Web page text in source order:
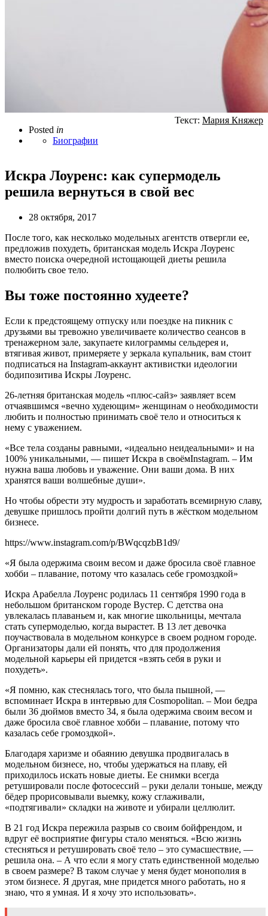
Posted in
Биографии
Текст: Мария Княжер
Искра Лоуренс: как супермодель
решила вернуться в свой вес
28 октября, 2017
После того, как несколько модельных агентств отвергли ее,
предложив похудеть, британская модель Искра Лоуренс
вместо поиска очередной истощающей диеты решила
полюбить свое тело.
Вы тоже постоянно худеете?
Если к предстоящему отпуску или поездке на пикник с
друзьями вы тревожно увеличиваете количество сеансов в
тренажерном зале, закупаете килограммы сельдерея и,
втягивая живот, примеряете у зеркала купальник, вам стоит
подписаться на Instagram-аккаунт активистки идеологии
бодипозитива Искры Лоуренс.
26-летняя британская модель «плюс-сайз» заявляет всем
отчаявшимся «вечно худеющим» женщинам о необходимости
любить и полностью принимать своё тело и относиться к
нему с уважением.
«Все тела созданы равными, «идеально неидеальными» и на
100% уникальными, — пишет Искра в своёмInstagram. – Им
нужна ваша любовь и уважение. Они ваши дома. В них
хранятся ваши волшебные души».
Но чтобы обрести эту мудрость и заработать всемирную славу,
девушке пришлось пройти долгий путь в жёстком модельном
бизнесе.
https://www.instagram.com/p/BWqcqzbB1d9/
«Я была одержима своим весом и даже бросила своё главное
хобби – плавание, потому что казалась себе громоздкой»
Искра Арабелла Лоуренс родилась 11 сентября 1990 года в
небольшом британском городе Вустер. С детства она
увлекалась плаваньем и, как многие школьницы, мечтала
стать супермоделью, когда вырастет. В 13 лет девочка
поучаствовала в модельном конкурсе в своем родном городе.
Организаторы дали ей понять, что для продолжения
модельной карьеры ей придется «взять себя в руки и
похудеть».
«Я помню, как стеснялась того, что была пышной, —
вспоминает Искра в интервью для Cosmopolitan. – Мои бедра
были 36 дюймов вместо 34, я была одержима своим весом и
даже бросила своё главное хобби – плавание, потому что
казалась себе громоздкой».
Благодаря харизме и обаянию девушка продвигалась в
модельном бизнесе, но, чтобы удержаться на плаву, ей
приходилось искать новые диеты. Ее снимки всегда
ретушировали после фотосессий – руки делали тоньше, между
бёдер прорисовывали выемку, кожу сглаживали,
«подтягивали» складки на животе и убирали целлюлит.
В 21 год Искра пережила разрыв со своим бойфрендом, и
вдруг её восприятие фигуры стало меняться. «Всю жизнь
стесняться и ретушировать своё тело – это сумасшествие, —
решила она. – А что если я могу стать единственной моделью
в своем размере? В таком случае у меня будет монополия в
этом бизнесе. Я другая, мне придется много работать, но я
знаю, что я умная. И я хочу это использовать».